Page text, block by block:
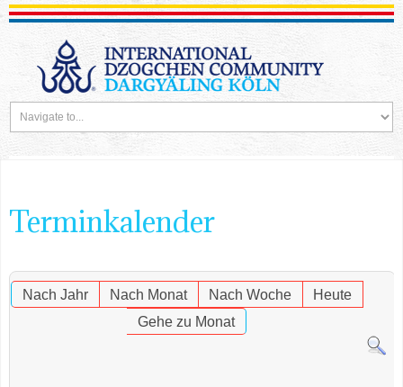
Terminkalender
Nach Jahr Nach Monat Nach Woche
Heute
Gehe zu Monat